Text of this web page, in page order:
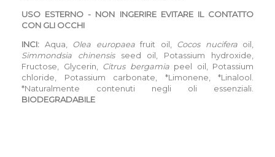
USO ESTERNO - NON INGERIRE EVITARE IL CONTATTO
CON GLI OCCHI
INCI: Aqua, Olea europaeafruit oil, Cocos nuciferaoil,
Simmondsia chinensis seed oil, Potassium hydroxide,
Fructose, Glycerin, Citrus bergamiapeel oil, Potassium
chloride, Potassium carbonate, *Limonene, *Linalool.
*Naturalmente contenuti negli oli essenziali.
BIODEGRADABILE